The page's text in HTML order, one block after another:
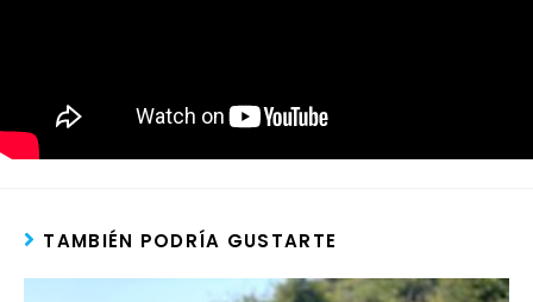
TAMBIÉN PODRÍA GUSTARTE